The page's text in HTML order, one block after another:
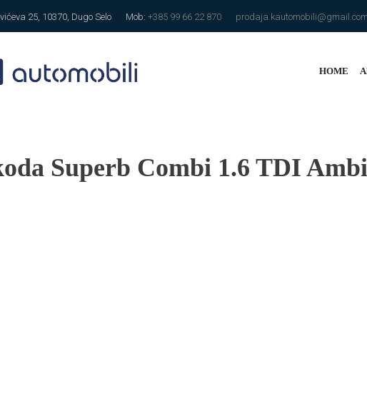
25, 10370, Dugo Selo Mob:+385 99 66 22 870 prodaja.kautomobili@gmail.com
HOME
Superb Combi 1.6 TDI